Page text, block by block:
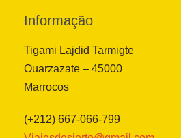
Informação
Tigami Lajdid Tarmigte
Ouarzazate – 45000
Marrocos
(+212) 667-066-799